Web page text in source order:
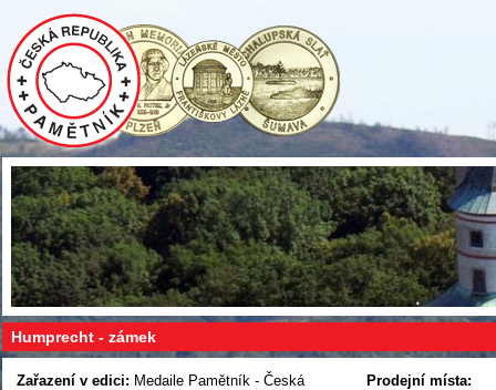
Humprecht - zámek
Zařazení v edici: Medaile Pamětník - Česká
Prodejní místa: